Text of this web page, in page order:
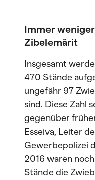
Immer
Zibelemärit
Insgesamt
470 Stände
ungefähr 97
sind. Diese Zahl
gegenüber
Esseiva, Leiter
Gewerbepolizei
2016 waren
Stände die